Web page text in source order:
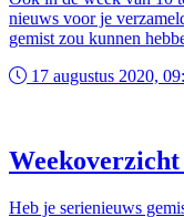
nieuws voor je
gemist zou kunnen
17 augustus 2020,
Weekoverzicht
Heb je serienieuws